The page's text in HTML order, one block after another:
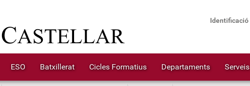
Identificació
ESO Batxillerat Cicles Formatius Departaments Serveis